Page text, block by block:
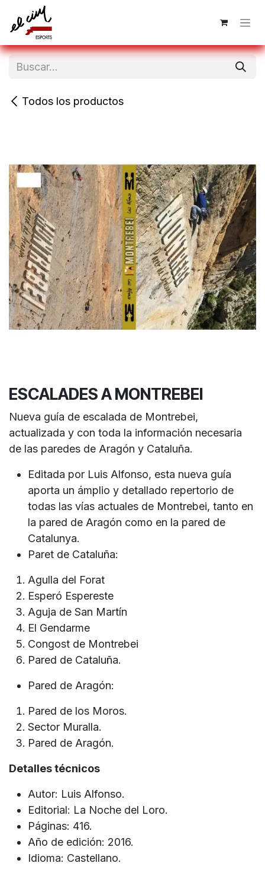
Ir al contenido
Todos los productos
ESCALADES A MONTREBEI
Nueva guía de escalada de Montrebei,
actualizada y con toda la información necesaria
de las paredes de Aragón y Cataluña.
Editada por Luis Alfonso, esta nueva guía
aporta un ámplio y detallado repertorio de
todas las vías actuales de Montrebei, tanto en
la pared de Aragón como en la pared de
Catalunya.
Paret de Cataluña:
Agulla del Forat
Esperó Espereste
Aguja de San Martín
El Gendarme
Congost de Montrebei
Pared de Cataluña.
Pared de Aragón:
Pared de los Moros.
Sector Muralla.
Pared de Aragón.
Detalles técnicos
Autor: Luis Alfonso.
Editorial: La Noche del Loro.
Páginas: 416.
Año de edición: 2016.
Idioma: Castellano.